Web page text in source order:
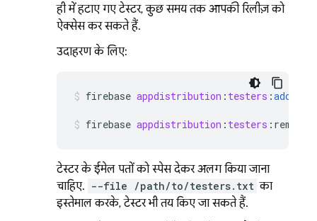
ही में हटाए गए टेस्टर, कुछ समय तक आपकी रिलीज़ को
ऐक्सेस कर सकते हैं.
उदाहरण के लिए:
firebase appdistribution : testers :add
firebase appdistribution : testers : remove
टेस्टर के ईमेल पतों को स्पेस देकर अलग किया जाना
चाहिए. --file /path/to/testers.txt का
इस्तेमाल करके, टेस्टर भी तय किए जा सकते हैं.